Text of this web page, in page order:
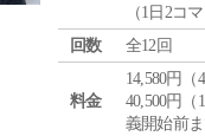
（1日2コマ
回数
全12回
料金
14,580円
40,500円
義開始前ま